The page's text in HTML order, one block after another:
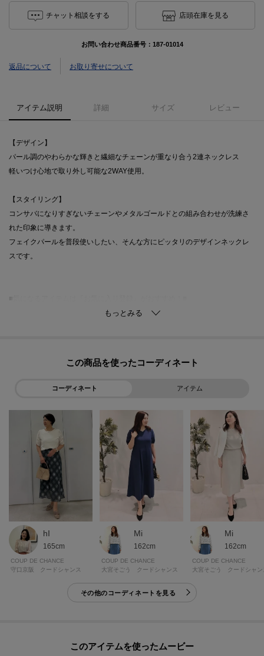
チャット相談をする 店頭在庫を見る
お問い合わせ商品番号： 187-01014
返品について お取り寄せについて
アイテム説明 詳細 サイズ レビュー
【デザイン】
パール調のやわらかな輝きと繊細なチェーンが重なり合う2連ネックレス
軽いつけ心地で取り外し可能な2WAY使用。
【スタイリング】
コンサバになりすぎないチェーンやメタルゴールドとの組み合わせが洗練さ
れた印象に導きます。
フェイクパールを普段使いしたい、そんな方にピッタリのデザインネックレ
スです。
再入荷通知や、値下げ情報・在庫状況をメルマガにてお知らせ♪
POINT．2
マイページでお気に入り一覧をチェックでき、自分だけのお買い物リストが
つくれちゃう♪
※照明の関係により、実際よりも色味が違って見える場合があります。ま
た、パソコン・スマートフォンなどの環境により、若干製品と画像のカラー
が異なる場合もございます。
この商品を使った
コーディネート アイテム
hI
165cm
COUP DE CHANCE
守口京阪 クードシャンス
Mi
162cm
COUP DE CHANCE
大宮そごう クードシャンス
Mi
162cm
COUP DE CHANCE
大宮そごう クードシャン
その他のコーディネートを見る
このアイテムを使ったムービー